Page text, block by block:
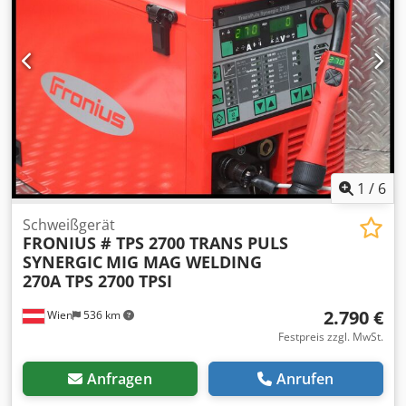
und gereinigt. Die Geräte können gerne vor Ort getestet
werden. Die Geräte können ebenfalls per Spediteur
versandt werden. Sie erhalten bei uns eine Rechnung mit
ausgewiesener MwSt. Schauen Sie ebenso unsere anderen
Anzeigen an. Sollten Sie da nicht fündig werden, können
Sie uns einfach anschreiben oder Anrufen. Wir haben
immer bis zu 40 Geräte auf Lager, welche noch nicht
geprüft und inseriert wurden.
1 / 6
Wien 536 km
Schweißgerät
FRONIUS # TPS 2700 TRANS PULS
SYNERGIC MIG MAG WELDING
270A TPS 2700 TPSI
2.790 €
Festpreis zzgl. MwSt.
Anfragen Anrufen